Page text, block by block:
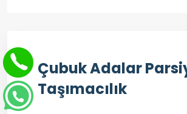
Çubuk Adalar
Taşımacılık